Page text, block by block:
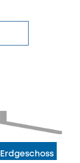
Erdgeschoss